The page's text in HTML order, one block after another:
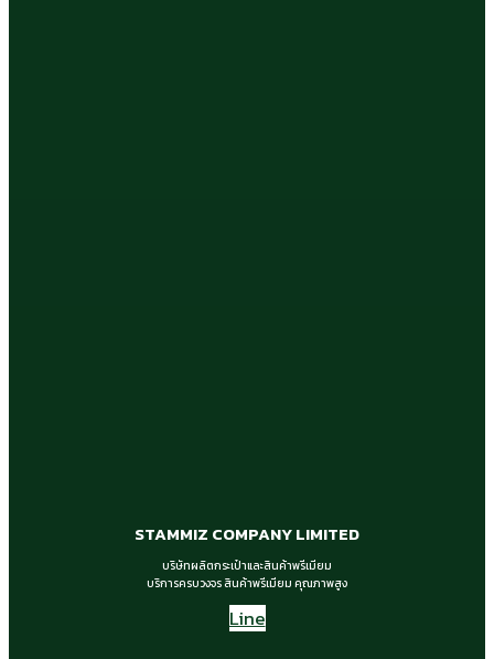
STAMMIZ COMPANY LIMITED
บริษัทผลิตกระเป๋าและสินค้าพรีเมียม
บริการครบวงจร สินค้าพรีเมียม คุณภาพสูง
Line